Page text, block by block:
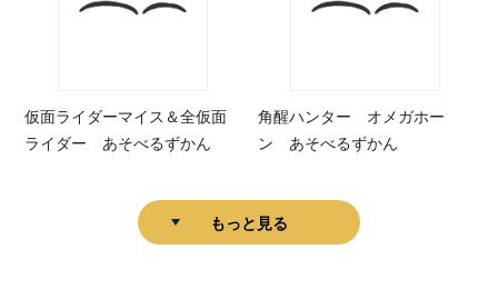
仮面ライダーマイス＆全仮面
ライダー あそべるずかん
角醒ハンター オメガホー
ン あそべるずかん
もっと見る